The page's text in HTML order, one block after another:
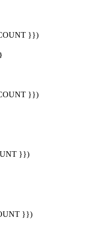
}})
}})
}})
}})